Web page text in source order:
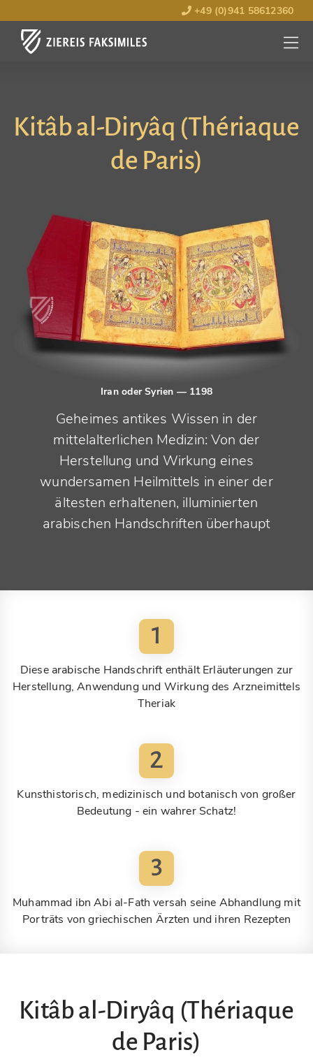
+49 (0)941 58612360
MENÜ
Kitâb al-Diryâq (Thériaque
de Paris)
Iran oder Syrien — 1198
Geheimes antikes Wissen in der
mittelalterlichen Medizin: Von der
Herstellung und Wirkung eines
wundersamen Heilmittels in einer der
ältesten erhaltenen, illuminierten
arabischen Handschriften überhaupt
1
Diese arabische Handschrift enthält Erläuterungen zur
Herstellung, Anwendung und Wirkung des Arzneimittels
Theriak
2
Kunsthistorisch, medizinisch und botanisch von großer
Bedeutung - ein wahrer Schatz!
3
Muhammad ibn Abi al-Fath versah seine Abhandlung mit
Porträts von griechischen Ärzten und ihren Rezepten
Kitâb al-Diryâq (Thériaque
de Paris)